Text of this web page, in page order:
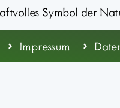
Symbol der
Impressum